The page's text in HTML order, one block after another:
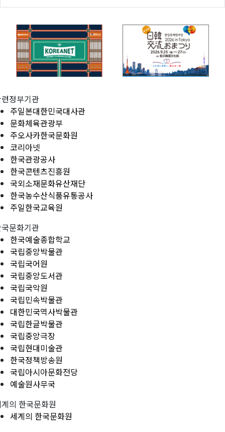
정부기관
주일본대한민국대사관
문화체육관광부
주오사카한국문화원
코리아넷
한국관광공사
한국콘텐츠진흥원
국외소재문화유산재단
한국농수산식품유통공사
주일한국교육원
문화기관
한국예술종합학교
국립중앙박물관
국립국어원
국립중앙도서관
국립국악원
국립민속박물관
대한민국역사박물관
국립한글박물관
국립중앙극장
국립현대미술관
한국정책방송원
국립아시아문화전당
예술원사무국
의 한국문화원
세계의 한국문화원